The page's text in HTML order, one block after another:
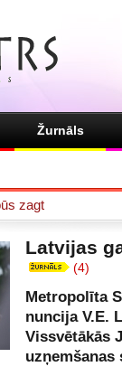
Žurnāls
zagt
Latvijas
(4)
Metropolīta
nuncija V.E.
Vissvētākās
uzņemšanas